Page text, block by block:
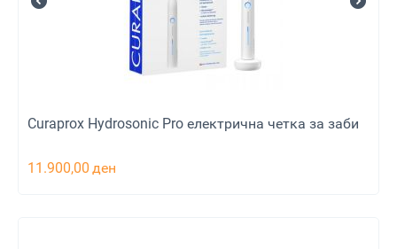
Curaprox Hydrosonic Pro електрична четка за заби
11.900,00 ден